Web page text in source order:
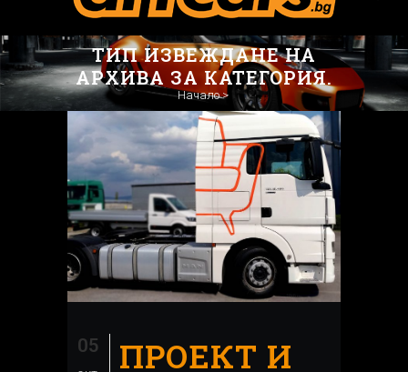
ТИП ИЗВЕЖДАНЕ НА
АРХИВА ЗА КАТЕГОРИЯ.
Начало>
05
ПРОЕКТ И